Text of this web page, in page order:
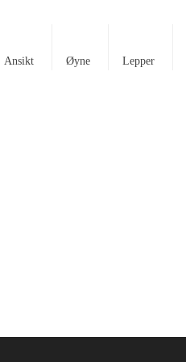
Ansikt Øyne Lepper